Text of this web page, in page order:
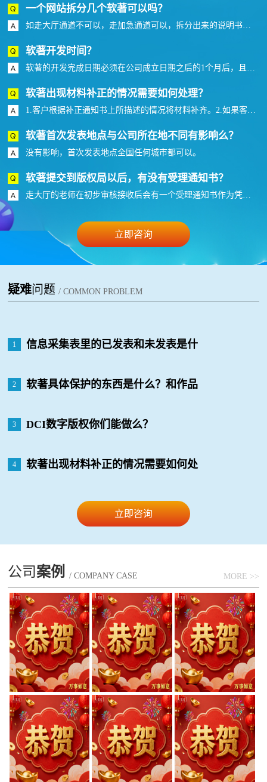
一个网站拆分几个软著可以吗？
如走大厅通道不可以，走加急通道可以，拆分出来的说明书和代码不能提供相同或者近似度高的。
软著开发时间？
软著的开发完成日期必须在公司成立日期之后的1个月后，且在首次发表日期之前。
软著出现材料补正的情况需要如何处理？
1.客户根据补正通知书上所描述的情况将材料补齐。2.如果客户是自己申报走的邮寄的话，需要打印一份纸质材料签章后再次将补正的材料邮寄到版权局（自己申报材料补正需要1-2个月的受理时间）。3.如果找的代理走内部通道则可以直接将材料提交到老师手上速度方面的更多优势。
软著首次发表地点与公司所在地不同有影响么？
没有影响，首次发表地点全国任何城市都可以。
软著提交到版权局以后，有没有受理通知书？
走大厅的老师在初步审核接收后会有一个受理通知书作为凭证，而走加急的是没有受理通知的，但是网上能够查看到状态。
立即咨询
疑难问题 / COMMON PROBLEM
1
信息采集表里的已发表和未发表是什
2
软著具体保护的东西是什么？和作品
3 DCI数字版权你们能做么？
4
软著出现材料补正的情况需要如何处
立即咨询
公司案例 / COMPANY CASE MORE >>